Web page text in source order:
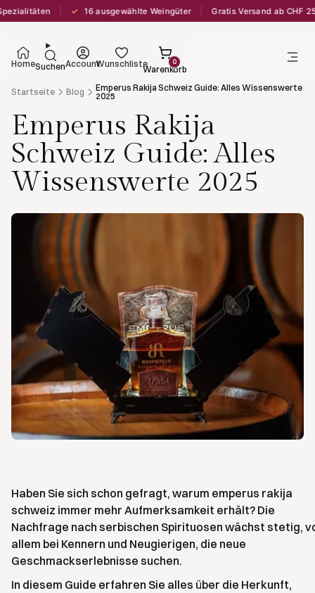
✓ 16 ausgewählte Weingüter Gratis Versand ab CHF 250
HomeSuchenAccountWunschliste 0
Warenkorb
Startseite Blog
Emperus Rakija Schweiz Guide: Alles Wissenswerte
2025
Emperus Rakija
Schweiz Guide: Alles
Wissenswerte 2025
Haben Sie sich schon gefragt, warum emperus rakija
schweiz immer mehr Aufmerksamkeit erhält? Die
Nachfrage nach serbischen Spirituosen wächst stetig,
allem bei Kennern und Neugierigen, die neue
Geschmackserlebnisse suchen.
In diesem Guide erfahren Sie alles über die Herkunft,